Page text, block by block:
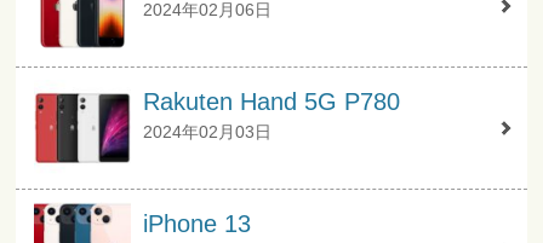
2024年02月06日
Rakuten Hand 5G P780
2024年02月03日
iPhone 13